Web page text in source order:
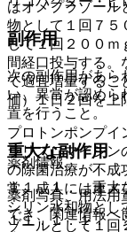
副作用
次の副作用があら
い、異常が認めら
置を行うこと。
重大な副作用
１１．１． 重大
１１．１．１．
はオメプラゾール
物として１回７５
して１回２００ｍ
間経口投与する。
て適宜増量するこ
価）１日２回を上
プロトンポンプイ
ラリスロマイシン
の除菌治療が不成
常、成人にはオメ
シリン水和物とし
ゾールとして１回
薬剤情報
薬剤写真、用法用
でき、関連情報へ